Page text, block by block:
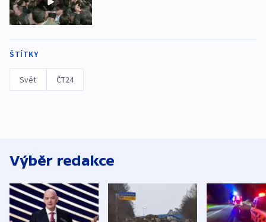
ŠTÍTKY
Svět ČT24
Výběr redakce